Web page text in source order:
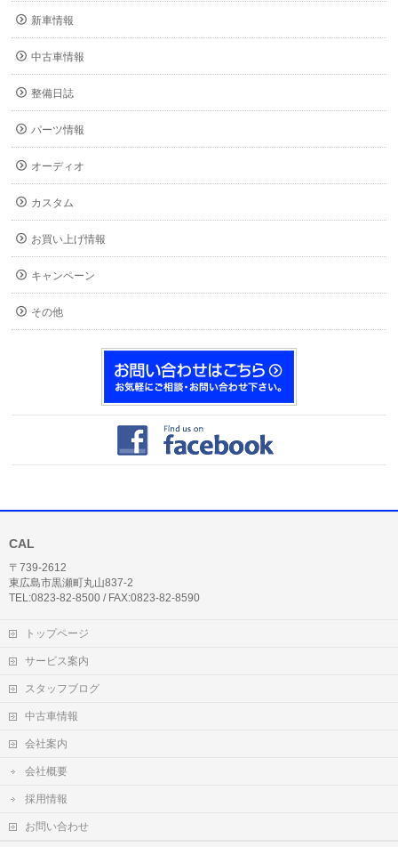
新車情報
中古車情報
整備日誌
パーツ情報
オーディオ
カスタム
お買い上げ情報
キャンペーン
その他
CAL
〒739-2612
東広島市黒瀬町丸山837-2
TEL:0823-82-8500 / FAX:0823-82-8590
トップページ
サービス案内
スタッフブログ
中古車情報
会社案内
会社概要
採用情報
お問い合わせ